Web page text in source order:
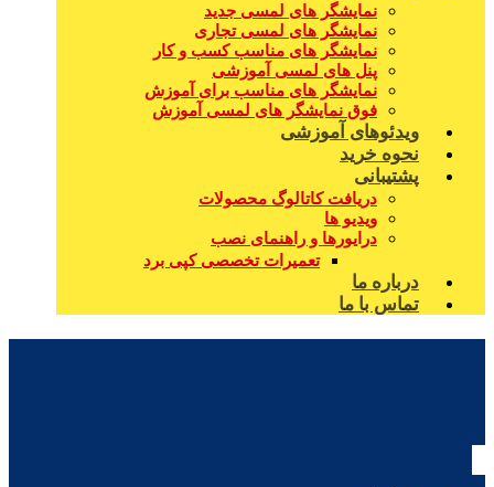
نمایشگر های لمسی جدید
نمایشگر های لمسی تجاری
نمایشگر های مناسب کسب و کار
پنل های لمسی آموزشی
نمایشگر های مناسب برای آموزش
فوق نمایشگر های لمسی آموزش
ویدئوهای آموزشی
نحوه خرید
پشتیبانی
دریافت کاتالوگ محصولات
ویدیو ها
درایورها و راهنمای نصب
تعمیرات تخصصی کپی برد
درباره ما
تماس با ما